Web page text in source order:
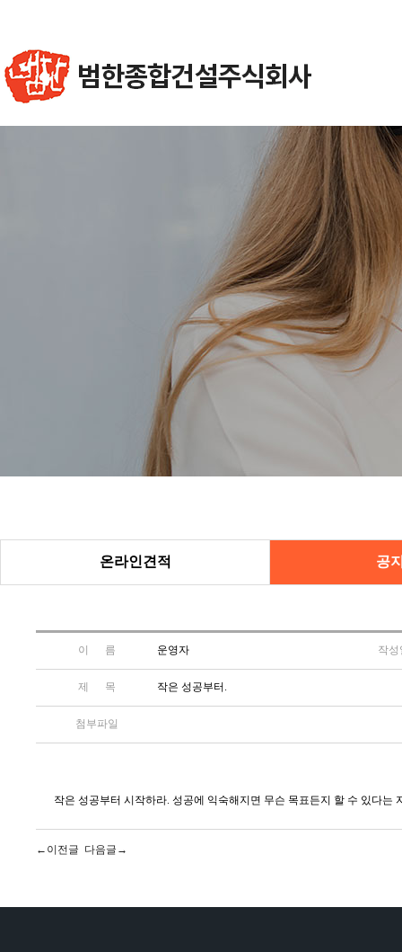
온라인견적 공
이 름 운영자 작성
제 목 작은 성공부터.
첨부파일
작은 성공부터 시작하라. 성공에 익숙해지면 무슨 목표든지 할 수 있다는
←이전글 다음글→